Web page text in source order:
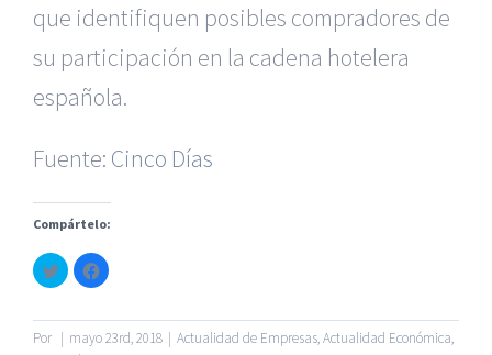
que identifiquen posibles compradores de
su participación en la cadena hotelera
española.
Fuente: Cinco Días
Compártelo:
Haz
clic
para
en
Twitter
(Se
Haz
clic
en
Facebook
(Se
Por | mayo 23rd, 2018 | Actualidad de Empresas,Actualidad Económica,
|Reclamación de Accidentes en Alicante |Reclamación
de Accidentes en Madrid | BGD Abogados Madrid|
|Formación para Abogados
|Hacer Contrato De
© Copyright 2010 -
del sitio